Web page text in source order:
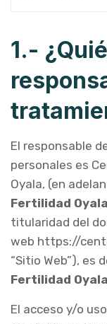
1.-
El responsable
personales es
Oyala, (en
Fertilidad Oyala
titularidad del
web https://
“Sitio Web”), es
Fertilidad Oyala
El acceso y/o